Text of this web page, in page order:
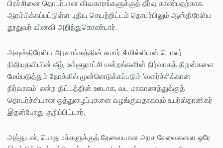
பிரச்சினை தொடர்பான விவகாரங்களுக்குத் தீர்வு காண்பதற்காக
ஆரம்பிக்கப்பட்டுள்ள புதிய செயற்றிட்டம் தொடர்பிலும் ஆஸ்திரேலிய
தூதுவர் வினவி அறிந்துகொண்டார்.
அவுஸ்திரேலிய அரசாங்கத்தின் சுமார் 4 மில்லியன் டொலர்
நிதியுதவியின் கீழ், உள்ளூராட்சி மன்றங்களின் நிர்வாகத் திறன்களை
மேம்படுத்தும் நோக்கில் முன்னெடுக்கப்படும் 'வளர்ச்சிக்கான
நிர்வாகம்' என்ற திட்டத்தின் ஊடாக, வட மாகாணத்துக்குத்
தொடர்ச்சியான ஒத்துழைப்புகளை வழங்குவதாகவும் உயர்ஸ்தானிகர்
இதன்போது குறிப்பிட்டார்.
அத்துடன், பொதுமக்களுக்குத் தேவையான அரச சேவைகளை ஒரே